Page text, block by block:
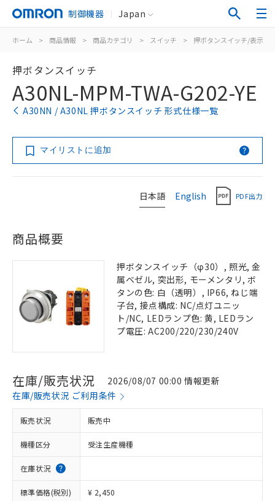
制御機器 Japan
ホーム > 商品情報 > 商品カテゴリ > スイッチ > 押ボタンスイッチ/表示灯
押ボタンスイッチ
A30NL-MPM-TWA-G202-YE
A30NN / A30NL 押ボタンスイッチ 形式仕様一覧
マイリストに追加
日本語 English PDF出力
商品概要
押ボタンスイッチ（φ30）, 照光, 金
属ベゼル, 突出形, モーメンタリ, ボ
タンの色: 白（透明）, IP66, ねじ端
子台, 接点構成: NC/点灯ユニッ
ト/NC, LEDランプ色: 黄, LEDラン
プ電圧: AC200/220/230/240V
在庫/販売状況
2026/08/07 00:00 情報更新
在庫/販売状況 ご利用条件
販売状況 販売中
機種区分 受注生産機種
在庫状況
標準価格(税別) ¥ 2,450